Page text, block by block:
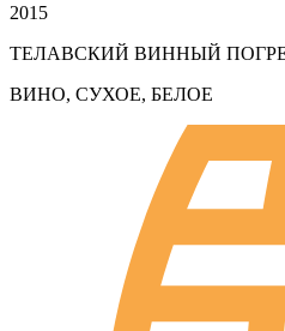
2015
ТЕЛАВСКИЙ ВИННЫЙ
ВИНО, СУХОЕ, БЕЛОЕ